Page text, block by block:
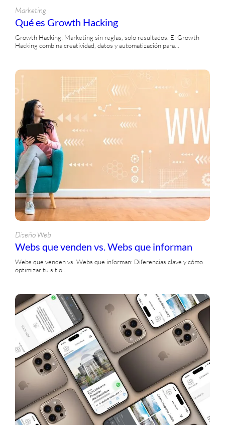
Marketing
Qué es Growth Hacking
Growth Hacking: Marketing sin reglas, solo resultados. El Growth
Hacking combina creatividad, datos y automatización para…
Diseño Web
Webs que venden vs. Webs que informan
Webs que venden vs. Webs que informan: Diferencias clave y cómo
optimizar tu sitio…